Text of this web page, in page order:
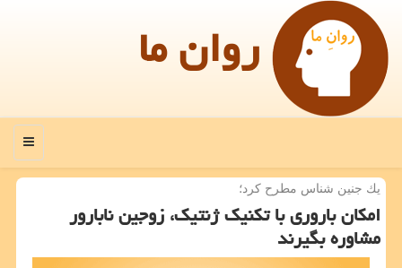
روان ما
منو
یك جنین شناس مطرح كرد؛
امكان باروری با تكنیك ژنتیك، زوجین نابارور
مشاوره بگیرند